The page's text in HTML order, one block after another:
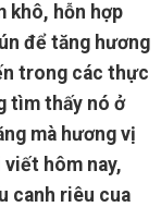
khô, hỗn hợp
để tăng hương
trong các thực
tìm thấy nó ở
mà hương vị
hôm nay,
canh riêu cua